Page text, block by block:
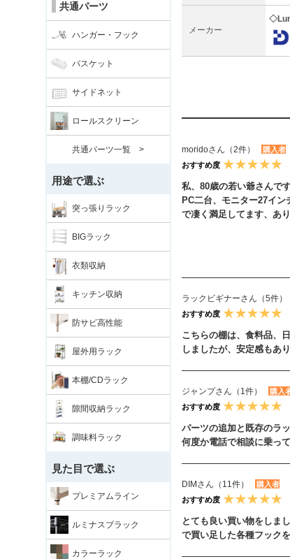
共通パーツ
ハンガー・フック
バスケット
サイドネット
ロールスクリーン
共通パーツ一覧 >
用途で選ぶ
突っ張りラック
BIGラック
衣類収納
キッチン収納
防サビ高性能
屋外用ラック
本棚/CDラック
隙間収納ラック
調味料ラック
見た目で選ぶ
プレミアムライン
ルミナスブラック
カラーラック
メーカー
moridoさん（2件） 購入者
おすすめ度
私、80歳の若い爺さんで
PC二台、モニター27イ
で凄く満足してます、あ
ラックビギナーさん（5件）
おすすめ度
こちらの棚は、食料品、
しましたが、安定感もあ
ジャンプさん（1件） 購入
おすすめ度
パーツの追加と既存のラ
何度か電話で相談に乗っ
DIMさん（11件） 購入者
おすすめ度
とても良い買い物をしま
で買い足した各種フック